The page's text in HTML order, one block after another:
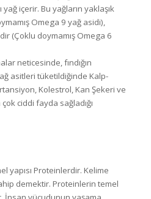
yağ içerir. Bu yağların yaklaşık
Omega 9 yağ asidi),
(Çoklu doymamış Omega 6
neticesinde, fındığın
asitleri tüketildiğinde Kalp-
Kolestrol, Kan Şekeri ve
ciddi fayda sağladığı
yapısı Proteinlerdir. Kelime
demektir. Proteinlerin temel